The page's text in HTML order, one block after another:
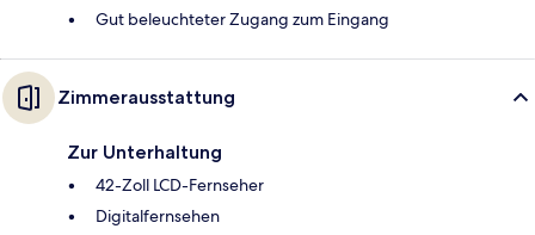
Gut beleuchteter Zugang zum Eingang
Zimmerausstattung
Zur Unterhaltung
42-Zoll LCD-Fernseher
Digitalfernsehen